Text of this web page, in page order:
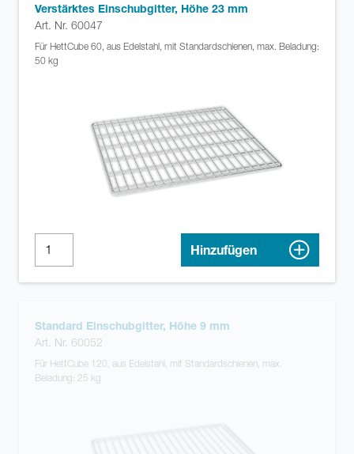
Verstärktes Einschubgitter, Höhe 23 mm
Art. Nr. 60047
Für HettCube 60, aus Edelstahl, mit Standardschienen, max. Beladung:
50 kg
Hinzufügen
Standard Einschubgitter, Höhe 9 mm
Art. Nr. 60052
Für HettCube 120, aus Edelstahl, mit Standardschienen, max.
Beladung: 25 kg